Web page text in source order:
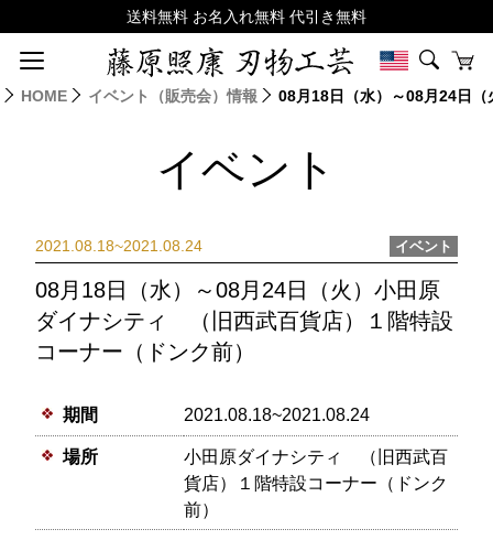
HOME イベント（販売会）情報 08月18日（水）～08月24日
イベント
2021.08.18~2021.08.24 イベント
08月18日（水）～08月24日（火）小田原
ダイナシティ （旧西武百貨店）１階特設
コーナー（ドンク前）
期間 2021.08.18~2021.08.24
場所
小田原ダイナシティ （旧西武百
貨店）１階特設コーナー（ドンク
前）